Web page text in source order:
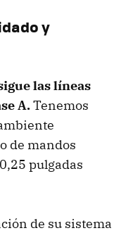
y
las líneas
A.Tenemos
de mandos
pulgadas
de su sistema